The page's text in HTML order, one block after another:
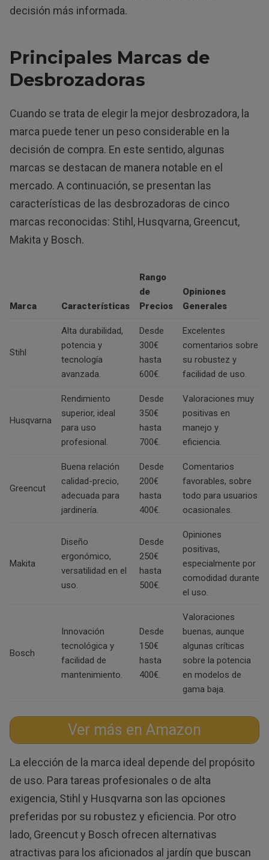
decisión más informada.
Principales Marcas de
Desbrozadoras
Cuando se trata de elegir la mejor desbrozadora, la
marca puede tener un peso considerable en la
decisión de compra. En este sentido, algunas
marcas se destacan de manera notable en el
mercado. A continuación, se presentan las
características de las desbrozadoras de cinco
marcas reconocidas: Stihl, Husqvarna, Greencut,
Makita y Bosch.
Marca Características
Rango
de
Precios
Opiniones
Generales
Stihl
Alta durabilidad,
potencia y
tecnología
avanzada.
Desde
300€
hasta
600€.
Excelentes
comentarios sobre
su robustez y
facilidad de uso.
Husqvarna
Rendimiento
superior, ideal
para uso
profesional.
Desde
350€
hasta
700€.
Valoraciones muy
positivas en
manejo y
eficiencia.
Greencut
Buena relación
calidad-precio,
adecuada para
jardinería.
Desde
200€
hasta
400€.
Comentarios
favorables, sobre
todo para usuarios
ocasionales.
Makita
Diseño
ergonómico,
versatilidad en el
uso.
Desde
250€
hasta
500€.
Opiniones
positivas,
especialmente por
comodidad durante
el uso.
Bosch
Innovación
tecnológica y
facilidad de
mantenimiento.
Desde
150€
hasta
400€.
Valoraciones
buenas, aunque
algunas críticas
sobre la potencia
en modelos de
gama baja.
Ver más en Amazon
La elección de la marca ideal depende del propósito
de uso. Para tareas profesionales o de alta
exigencia, Stihl y Husqvarna son las opciones
preferidas por su robustez y eficiencia. Por otro
lado, Greencut y Bosch ofrecen alternativas
atractivas para los aficionados al jardín que buscan